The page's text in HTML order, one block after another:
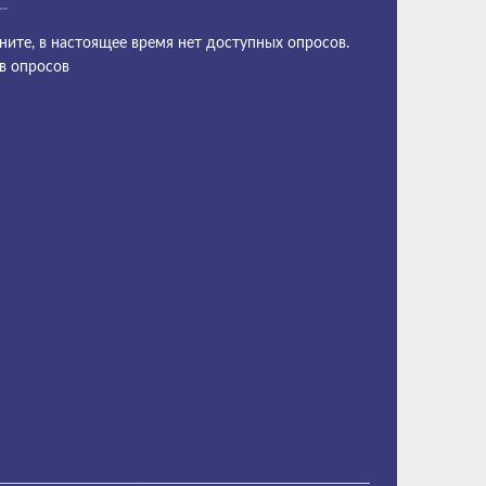
в настоящее время нет доступных опросов.
опросов